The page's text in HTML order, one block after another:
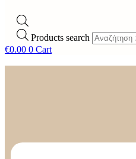
Products search
€0.00 0 Cart